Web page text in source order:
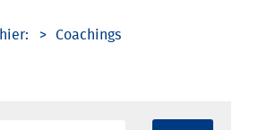
Coachings